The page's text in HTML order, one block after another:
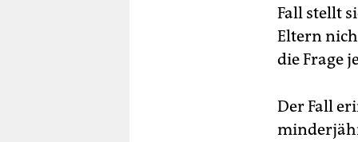
Fall stellt
Eltern
die Frage
Der Fall